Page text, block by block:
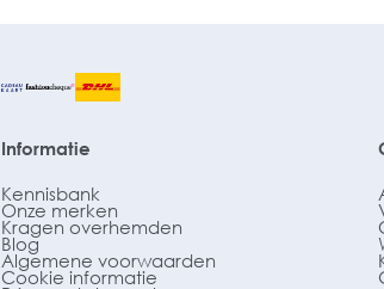
Informatie
Kennisbank
Onze merken
Kragen overhemden
Blog
Algemene voorwaarden
Cookie informatie